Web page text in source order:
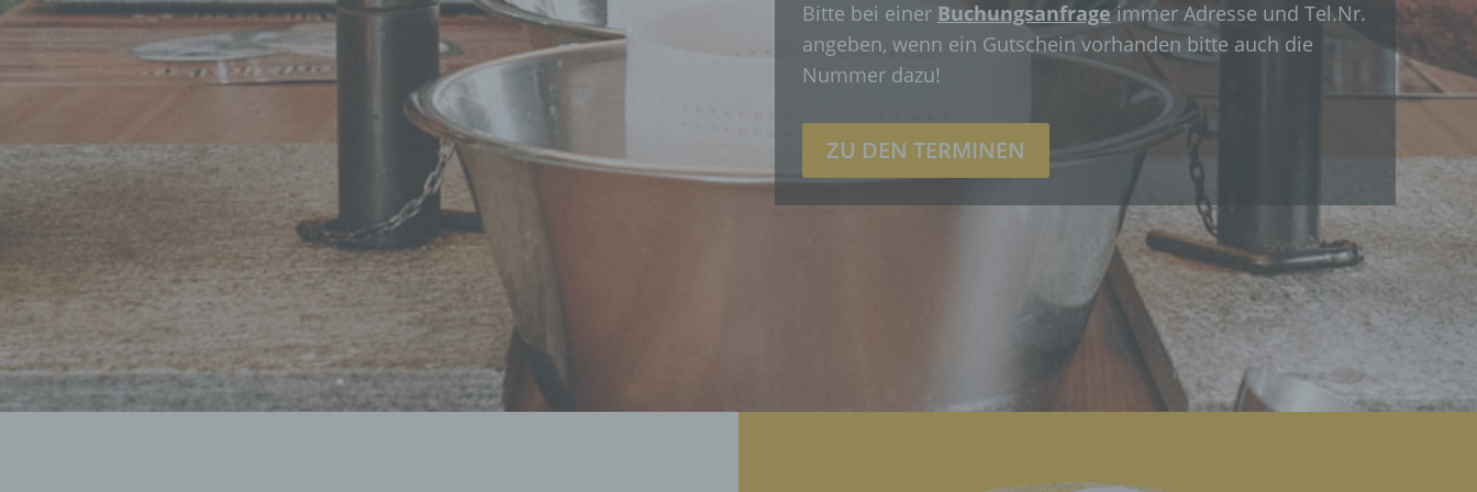
Bitte bei einer Buchungsanfrage immer Adresse und Tel.Nr.
angeben, wenn ein Gutschein vorhanden bitte auch die
Nummer dazu!
ZU DEN TERMINEN
Übermittlung, Verbreitung oder eine andere Form der
Bereitstellung, den Abgleich oder die Verknüpfung, die
Einschränkung, das Löschen oder die Vernichtung.
d) Einschränkung der Verarbeitung
Einschränkung der Verarbeitung ist die Markierung gespeicherter
personenbezogener Daten mit dem Ziel, ihre künftige
e) Profiling
Profiling ist jede Art der automatisierten Verarbeitung